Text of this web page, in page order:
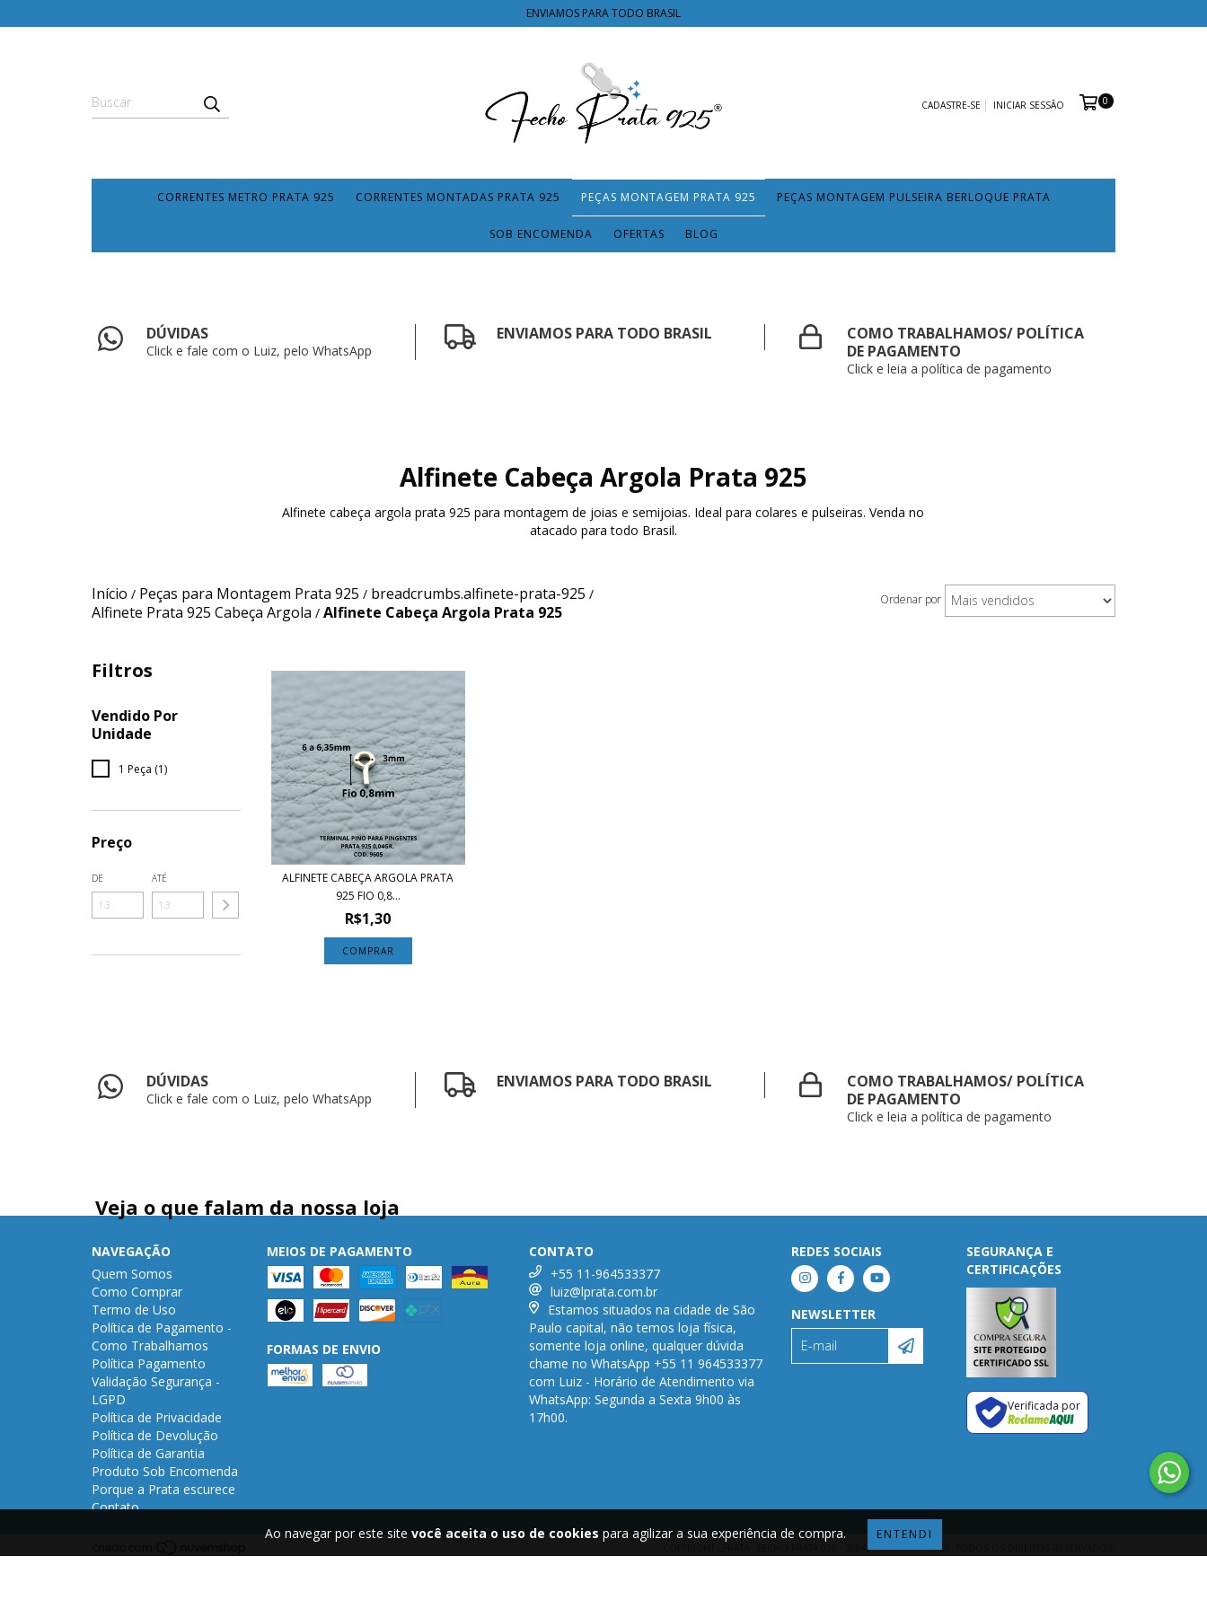
Ao navegar por este site você aceita o uso de cookies para agilizar a sua experiência de compra. ENTENDI
ENVIAMOS PARA TODO BRASIL
CADASTRE-SE INICIAR SESSÃO 0
CORRENTES METRO PRATA 925 CORRENTES MONTADAS PRATA 925 PEÇAS MONTAGEM PRATA 925 PEÇAS MONTAGEM PULSEIRA BERLOQUE PRATA
SOB ENCOMENDA OFERTAS BLOG
DÚVIDAS
Click e fale com o Luiz, pelo WhatsApp
ENVIAMOS PARA TODO BRASIL
COMO TRABALHAMOS/ POLÍTICA
DE PAGAMENTO
Click e leia a política de pagamento
Alfinete Cabeça Argola Prata 925
Alfinete cabeça argola prata 925 para montagem de joias e semijoias. Ideal para colares e pulseiras. Venda no
atacado para todo Brasil.
Início / Peças para Montagem Prata 925 / breadcrumbs.alfinete-prata-925 /
Alfinete Prata 925 Cabeça Argola / Alfinete Cabeça Argola Prata 925
Ordenar por
Filtros
Vendido Por
Unidade
1 Peça (1)
Preço
DE ATÉ
ALFINETE CABEÇA ARGOLA PRATA
925 FIO 0,8...
R$1,30
COMPRAR
DÚVIDAS
Click e fale com o Luiz, pelo WhatsApp
ENVIAMOS PARA TODO BRASIL
COMO TRABALHAMOS/ POLÍTICA
DE PAGAMENTO
Click e leia a política de pagamento
Veja o que falam da nossa loja
NAVEGAÇÃO
Quem Somos
Como Comprar
Termo de Uso
Política de Pagamento -
Como Trabalhamos
Política Pagamento
Validação Segurança -
LGPD
Política de Privacidade
Política de Devolução
Política de Garantia
Produto Sob Encomenda
Porque a Prata escurece
Contato
MEIOS DE PAGAMENTO
FORMAS DE ENVIO
CONTATO
+55 11-964533377
luiz@lprata.com.br
Estamos situados na cidade de São
Paulo capital, não temos loja física,
somente loja online, qualquer dúvida
chame no WhatsApp +55 11 964533377
com Luiz - Horário de Atendimento via
WhatsApp: Segunda a Sexta 9h00 às
17h00.
REDES SOCIAIS
NEWSLETTER
SEGURANÇA E
CERTIFICAÇÕES
Verificada por
COPYRIGHT LPRATA - FECHO PRATA 925 - 36043878000151 - 2026. TODOS OS DIREITOS RESERVADOS.